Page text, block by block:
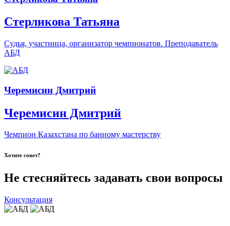
Стерликова Татьяна
Судья, участница, организатор чемпионатов. Преподаватель
АБД
Черемисин Дмитрий
Черемисин Дмитрий
Чемпион Казахстана по банному мастерству
Хотите совет?
Не стесняйтесь задавать свои вопросы
Консультация